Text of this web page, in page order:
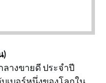
)
างขายดี ประจำปี